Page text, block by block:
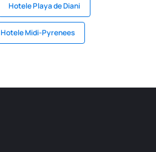
Hotele Playa de Diani
Hotele Midi-Pyrenees